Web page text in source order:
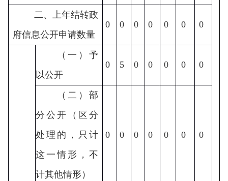
二、上年结转政
府信息公开申请数量
0 0 0 0 0 0 0
（一）予
以公开
0 5 0 0 0 0 0
（二）部
分公开（区分
处理的，只计
这一情形，不
计其他情形）
0 0 0 0 0 0 0